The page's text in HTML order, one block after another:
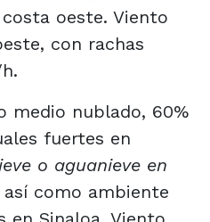
oeste. Viento
con rachas
medio nublado, 60%
fuertes en
o aguanieve en
así como ambiente